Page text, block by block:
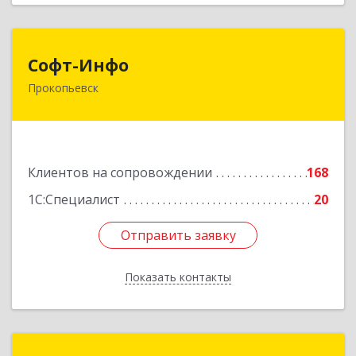
Софт-Инфо
Прокопьевск
Клиентов на сопровождении
168
1С:Специалист
20
Отправить заявку
Показать контакты
653039, Кемеровская область - Кузбасс,
Подробнее
Отправить заявку
Назад